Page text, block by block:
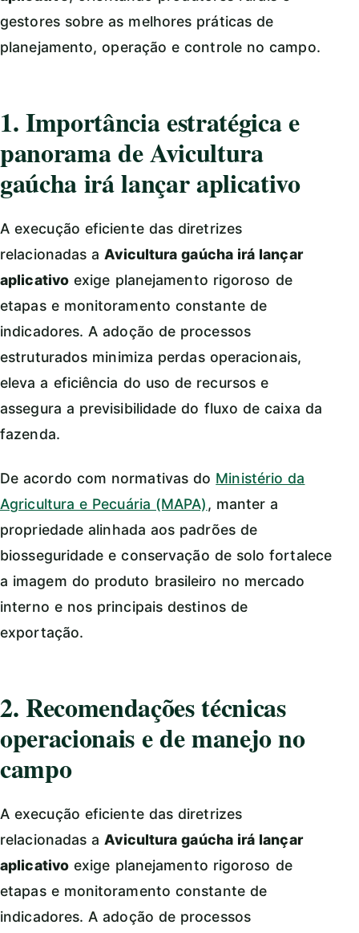
gestores sobre as melhores práticas de
planejamento, operação e controle no campo.
1. Importância estratégica e
panorama de Avicultura
gaúcha irá lançar aplicativo
A execução eficiente das diretrizes
relacionadas a Avicultura gaúcha irá lançar
aplicativo exige planejamento rigoroso de
etapas e monitoramento constante de
indicadores. A adoção de processos
estruturados minimiza perdas operacionais,
eleva a eficiência do uso de recursos e
assegura a previsibilidade do fluxo de caixa da
fazenda.
De acordo com normativas do Ministério da
Agricultura e Pecuária (MAPA), manter a
propriedade alinhada aos padrões de
biosseguridade e conservação de solo fortalece
a imagem do produto brasileiro no mercado
interno e nos principais destinos de
exportação.
2. Recomendações técnicas
operacionais e de manejo no
campo
A execução eficiente das diretrizes
relacionadas a Avicultura gaúcha irá lançar
aplicativo exige planejamento rigoroso de
etapas e monitoramento constante de
indicadores. A adoção de processos